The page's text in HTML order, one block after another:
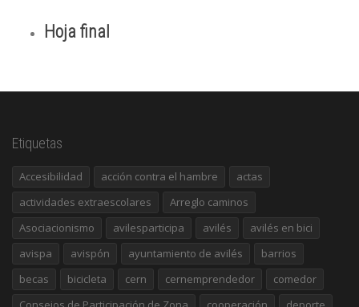
Hoja final
Etiquetas
Accesibilidad acción contra el hambre
actas
actividades extraescolares
Arreglo caminos
Asociacionismo
avilesparticipa avilés
avilés en bici
avispa
avispón ayuntamiento de avilés
barrios
becas
bicicleta cern cernemprendedor
comedor